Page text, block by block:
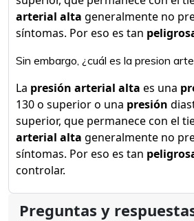
arterial alta generalmente no
síntomas. Por eso es tan
Sin embargo, ¿cuál es la presion
La presión arterial alta es una
130 o superior o una presión
superior, que permanece con el
arterial alta generalmente no
síntomas. Por eso es tan
controlar.
Preguntas y